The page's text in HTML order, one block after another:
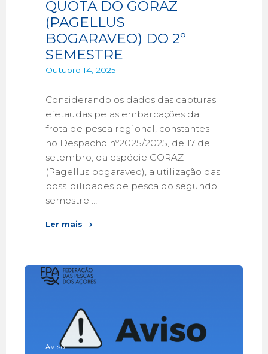
QUOTA DO GORAZ
(PAGELLUS
BOGARAVEO) DO 2º
SEMESTRE
Outubro 14, 2025
Considerando os dados das capturas
efetaudas pelas embarcações da
frota de pesca regional, constantes
no Despacho nº2025/2025, de 17 de
setembro, da espécie GORAZ
(Pagellus bogaraveo), a utilização das
possibilidades de pesca do segundo
semestre …
Ler mais
Aviso